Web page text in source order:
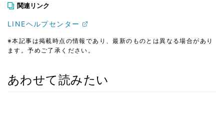
関連リンク
LINEヘルプセンター
※本記事は掲載時点の情報であり、最新のものとは異なる場合があり
ます。予めご了承ください。
あわせて読みたい